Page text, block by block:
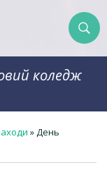
коледж
» День